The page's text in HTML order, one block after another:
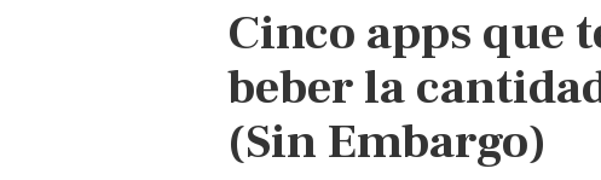
Cinco apps que
beber la
(Sin Embargo)